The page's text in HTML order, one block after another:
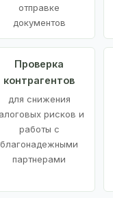
отправке
документов
Проверка
контрагентов
для снижения
рисков и
работы с
благонадежными
партнерами